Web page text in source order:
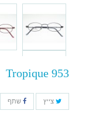
Tropique 953
צייץ שתף